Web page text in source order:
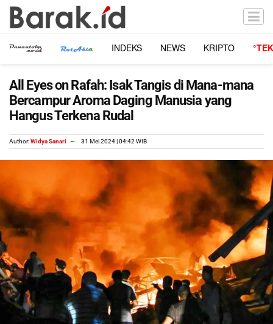
INDEKS NEWS KRIPTO
All Eyes on Rafah: Isak Tangis di Mana-mana
Bercampur Aroma Daging Manusia yang
Hangus Terkena Rudal
Author:Widya Sanari 31 Mei 2024 | 04:42 WIB